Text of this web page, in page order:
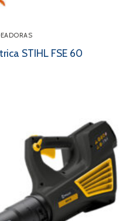
STIHL FSE 60